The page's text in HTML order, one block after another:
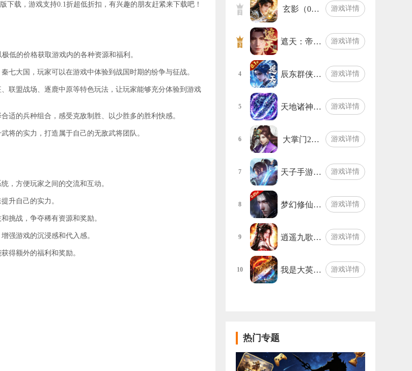
载，游戏支持0.1折超低折扣，有兴趣的朋友赶紧来下载吧！
低的价格获取游戏内的各种资源和福利。
七大国，玩家可以在游戏中体验到战国时期的纷争与征战。
联盟战场、逐鹿中原等特色玩法，让玩家能够充分体验到游戏
适的兵种组合，感受克敌制胜、以少胜多的胜利快感。
将的实力，打造属于自己的无敌武将团队。
，方便玩家之间的交流和互动。
升自己的实力。
挑战，争夺稀有资源和奖励。
强游戏的沉浸感和代入感。
得额外的福利和奖励。
玄影（0… 游戏详情
遮天：帝… 游戏详情
4 辰东群侠… 游戏详情
5 天地诸神… 游戏详情
6 大掌门2… 游戏详情
7 天子手游… 游戏详情
8 梦幻修仙… 游戏详情
9 逍遥九歌… 游戏详情
10 我是大英… 游戏详情
热门专题